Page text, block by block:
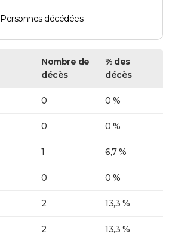
Personnes décédées
Nombre de
décès
% des
décès
0 0 %
0 0 %
1 6,7 %
0 0 %
2 13,3 %
2 13,3 %